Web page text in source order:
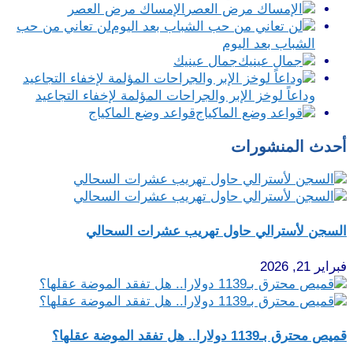
الإمساك مرض العصر
لن تعاني من حب
الشباب بعد اليوم
جمال عينيك
وداعاً لوخز الإبر والجراحات المؤلمة لإخفاء التجاعيد
قواعد وضع الماكياج
أحدث المنشورات
السجن لأسترالي حاول تهريب عشرات السحالي
فبراير 21, 2026
قميص محترق بـ1139 دولارا.. هل تفقد الموضة عقلها؟